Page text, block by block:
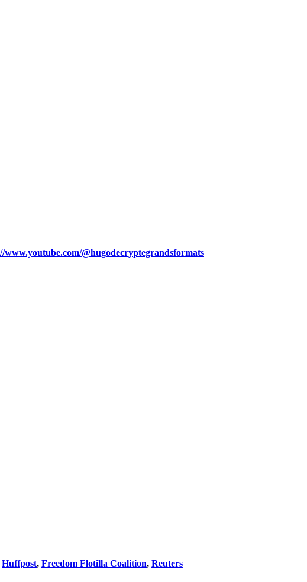
www.youtube.com/@hugodecryptegrandsformats
Huffpost, Freedom Flotilla Coalition, Reuters